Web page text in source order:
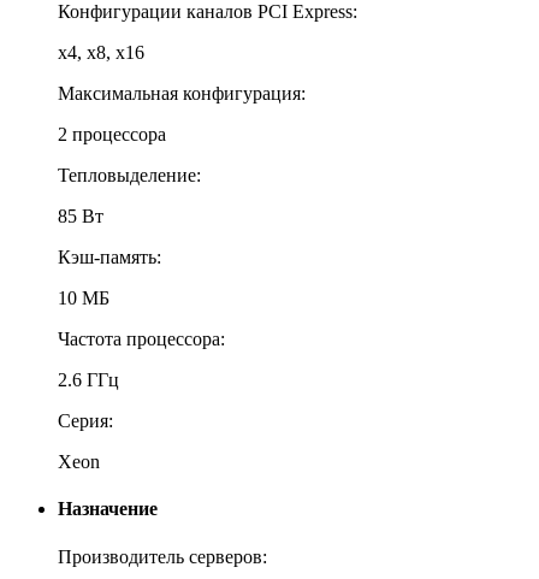
Конфигурации каналов PCI Express:
x4, x8, x16
Максимальная конфигурация:
2 процессора
Тепловыделение:
85 Вт
Кэш-память:
10 МБ
Частота процессора:
2.6 ГГц
Серия:
Xeon
Назначение
Производитель серверов: